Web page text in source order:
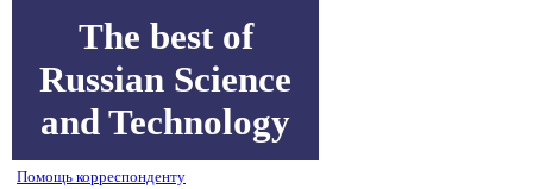
The best of
Russian Science
and Technology
Помощь корреспонденту